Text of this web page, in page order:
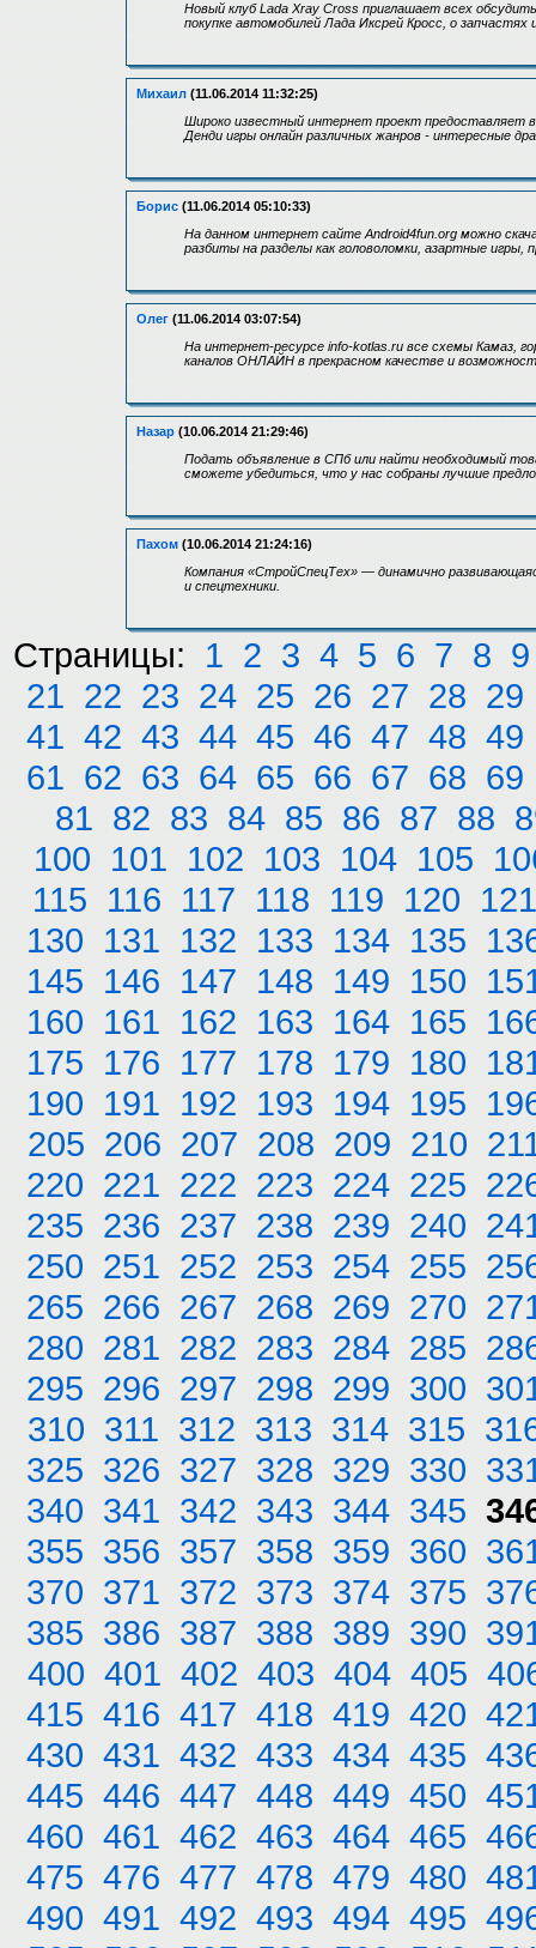
Новый клуб Lada Xray Cross приглашает всех
покупке автомобилей Лада Иксрей Кросс, о
Михаил (11.06.2014 11:32:25)
Широко известный интернет проект предоставляет
Денди игры онлайн различных жанров - интересные
Борис (11.06.2014 05:10:33)
На данном интернет сайте Android4fun.org можно
разбиты на разделы как головоломки, азартные
Олег (11.06.2014 03:07:54)
На интернет-ресурсе info-kotlas.ru все схемы Камаз,
каналов ОНЛАЙН в прекрасном качестве и
Назар (10.06.2014 21:29:46)
Подать объявление в СПб или найти необходимый
сможете убедиться, что у нас собраны лучшие
Пахом (10.06.2014 21:24:16)
Компания «СтройСпецТех» — динамично
и спецтехники.
Страницы: 1 2 3 4 5 6 7 8 9
21 22 23 24 25 26 27 28 29
41 42 43 44 45 46 47 48 49
61 62 63 64 65 66 67 68 69
81 82 83 84 85 86 87 88
100 101 102 103 104 105
115 116 117 118 119 120 121
130 131 132 133 134 135
145 146 147 148 149 150
160 161 162 163 164 165
175 176 177 178 179 180
190 191 192 193 194 195
205 206 207 208 209 210
220 221 222 223 224 225
235 236 237 238 239 240
250 251 252 253 254 255
265 266 267 268 269 270
280 281 282 283 284 285
295 296 297 298 299 300
310 311 312 313 314 315
325 326 327 328 329 330
340 341 342 343 344 345
355 356 357 358 359 360
370 371 372 373 374 375
385 386 387 388 389 390
400 401 402 403 404 405
415 416 417 418 419 420
430 431 432 433 434 435
445 446 447 448 449 450
460 461 462 463 464 465
475 476 477 478 479 480
490 491 492 493 494 495